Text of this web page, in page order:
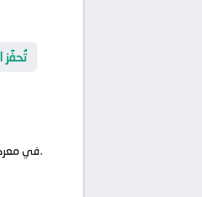
📺
فيفي مواجهة تصنع أجواءً استثنائية بكل تفاصيلها.